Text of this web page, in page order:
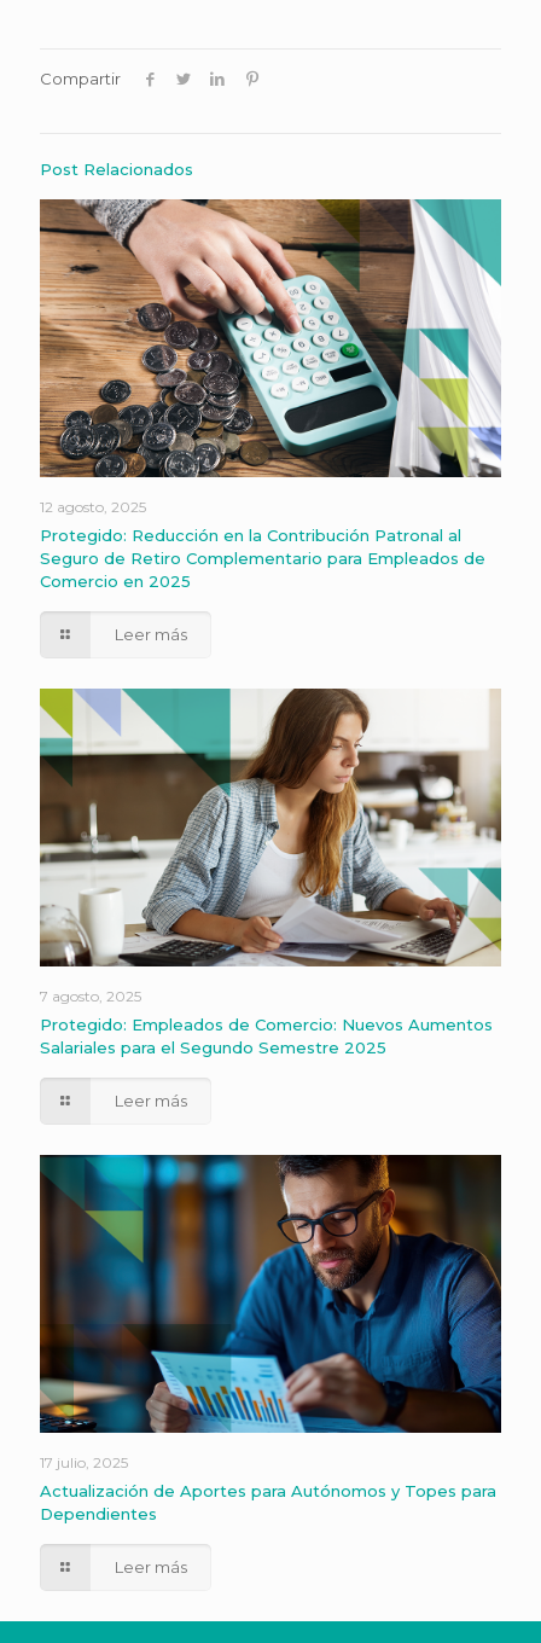
Compartir
Post Relacionados
12 agosto, 2025
Protegido: Reducción en la Contribución Patronal al
Seguro de Retiro Complementario para Empleados de
Comercio en 2025
Leer más
7 agosto, 2025
Protegido: Empleados de Comercio: Nuevos Aumentos
Salariales para el Segundo Semestre 2025
Leer más
17 julio, 2025
Actualización de Aportes para Autónomos y Topes para
Dependientes
Leer más